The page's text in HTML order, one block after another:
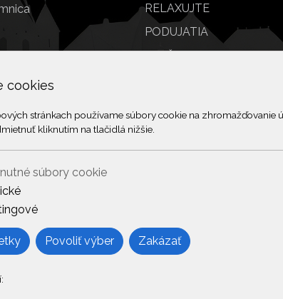
cookies
stránkach používame súbory cookie na zhromažďovanie
kliknutím na tlačidlá nižšie.
súbory cookie
Povoliť výber Zakázať
RELAXUJTE
PODUJATIA
SLUŽBY
© 2026 Arrabella